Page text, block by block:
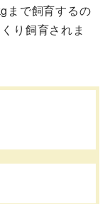
まで飼育するの
り飼育されま